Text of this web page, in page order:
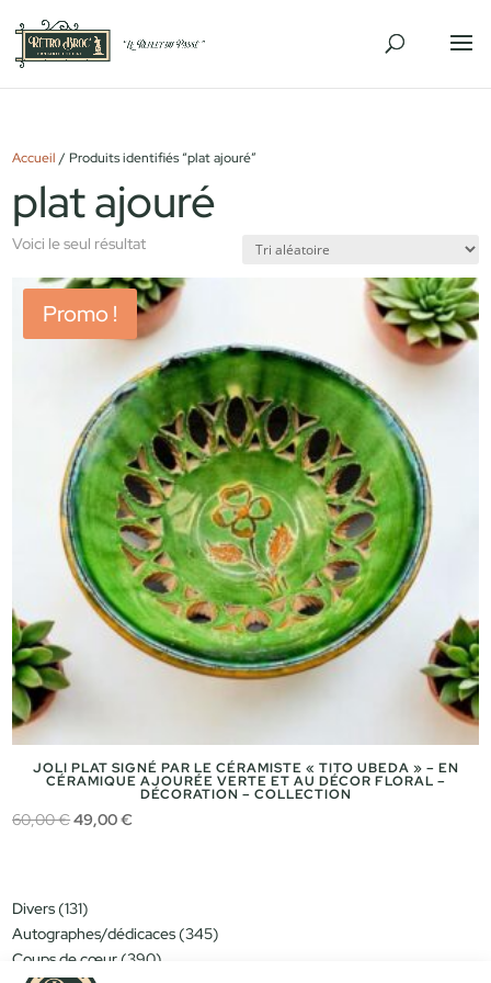
Accueil / Produits identifiés “plat ajouré”
plat ajouré
Voici le seul résultat
Promo !
JOLI PLAT SIGNÉ PAR LE CÉRAMISTE « TITO UBEDA » – EN
CÉRAMIQUE AJOURÉE VERTE ET AU DÉCOR FLORAL –
DÉCORATION – COLLECTION
60,00€Le
60,00 €.
49,00€Le
Divers 131131
produits
Autographes/dédicaces 345345
Coups de cœur 390390